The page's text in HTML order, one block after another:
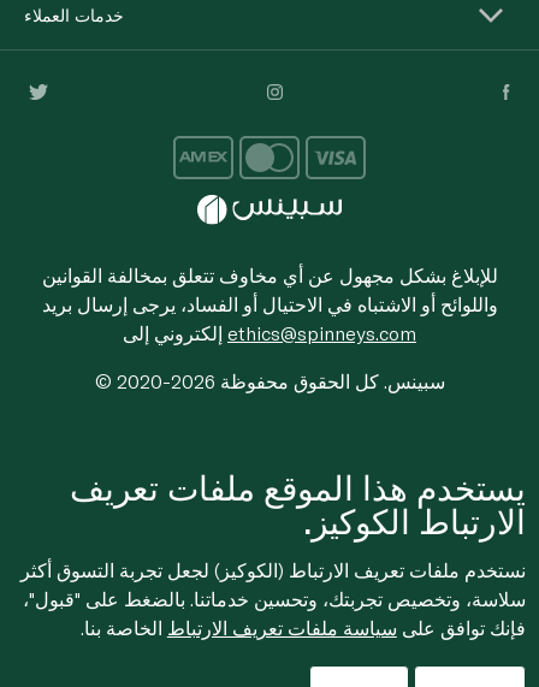
خدمات العملاء
للإبلاغ بشكل مجهول عن أي مخاوف تتعلق بمخالفة القوانين
واللوائح أو الاشتباه في الاحتيال أو الفساد، يرجى إرسال بريد
ethics@spinneys.com
© 2020-2026 سبينس. كل الحقوق محفوظة
يستخدم هذا الموقع ملفات تعريف
الارتباط الكوكيز.
نستخدم ملفات تعريف الارتباط (الكوكيز) لجعل تجربة التسوق أكثر
سلاسة، وتخصيص تجربتك، وتحسين خدماتنا. بالضغط على "قبول"،
فإنك توافق على سياسة ملفات تعريف الارتباط الخاصة بنا.